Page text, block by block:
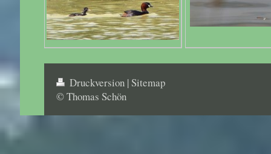
Druckversion |Sitemap
© Thomas Schön